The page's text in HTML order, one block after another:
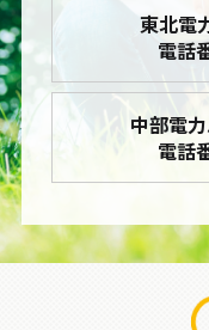
東北電
電話
中部電
電話